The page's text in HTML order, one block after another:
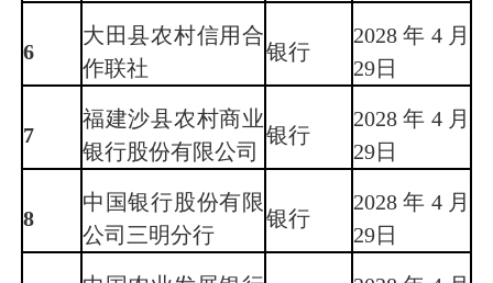
6
大田县农村信用合
作联社
银行
2028年4月
29日
7
福建沙县农村商业
银行股份有限公司
银行
2028年4月
29日
8
中国银行股份有限
公司三明分行
银行
2028年4月
29日